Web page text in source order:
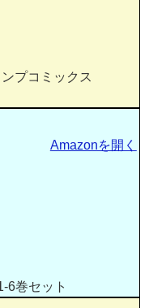
プコミックス
巻セット
Amazonを開く